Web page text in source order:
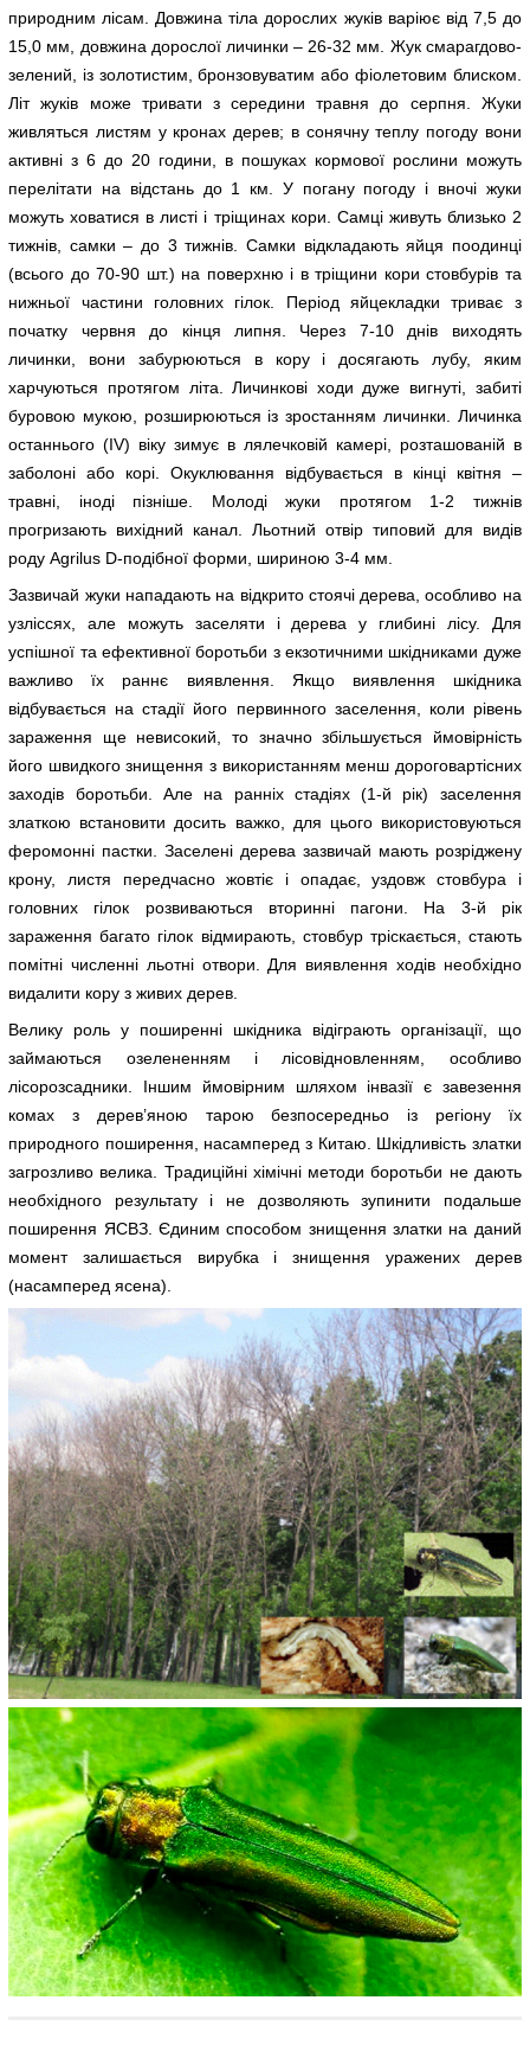
природним лісам. Довжина тіла дорослих жуків варіює від 7,5 до
15,0 мм, довжина дорослої личинки – 26-32 мм. Жук смарагдово-
зелений, із золотистим, бронзовуватим або фіолетовим блиском.
Літ жуків може тривати з середини травня до серпня. Жуки
живляться листям у кронах дерев; в сонячну теплу погоду вони
активні з 6 до 20 години, в пошуках кормової рослини можуть
перелітати на відстань до 1 км. У погану погоду і вночі жуки
можуть ховатися в листі і тріщинах кори. Самці живуть близько 2
тижнів, самки – до 3 тижнів. Самки відкладають яйця поодинці
(всього до 70-90 шт.) на поверхню і в тріщини кори стовбурів та
нижньої частини головних гілок. Період яйцекладки триває з
початку червня до кінця липня. Через 7-10 днів виходять
личинки, вони забурюються в кору і досягають лубу, яким
харчуються протягом літа. Личинкові ходи дуже вигнуті, забиті
буровою мукою, розширюються із зростанням личинки. Личинка
останнього (IV) віку зимує в лялечковій камері, розташованій в
заболоні або корі. Окуклювання відбувається в кінці квітня –
травні, іноді пізніше. Молоді жуки протягом 1-2 тижнів
прогризають вихідний канал. Льотний отвір типовий для видів
роду Agrilus D-подібної форми, шириною 3-4 мм.
Зазвичай жуки нападають на відкрито стоячі дерева, особливо на
узліссях, але можуть заселяти і дерева у глибині лісу. Для
успішної та ефективної боротьби з екзотичними шкідниками дуже
важливо їх раннє виявлення. Якщо виявлення шкідника
відбувається на стадії його первинного заселення, коли рівень
зараження ще невисокий, то значно збільшується ймовірність
його швидкого знищення з використанням менш дороговартісних
заходів боротьби. Але на ранніх стадіях (1-й рік) заселення
златкою встановити досить важко, для цього використовуються
феромонні пастки. Заселені дерева зазвичай мають розріджену
крону, листя передчасно жовтіє і опадає, уздовж стовбура і
головних гілок розвиваються вторинні пагони. На 3-й рік
зараження багато гілок відмирають, стовбур тріскається, стають
помітні численні льотні отвори. Для виявлення ходів необхідно
видалити кору з живих дерев.
Велику роль у поширенні шкідника відіграють організації, що
займаються озелененням і лісовідновленням, особливо
лісорозсадники. Іншим ймовірним шляхом інвазії є завезення
комах з дерев’яною тарою безпосередньо із регіону їх
природного поширення, насамперед з Китаю. Шкідливість златки
загрозливо велика. Традиційні хімічні методи боротьби не дають
необхідного результату і не дозволяють зупинити подальше
поширення ЯСВЗ. Єдиним способом знищення златки на даний
момент залишається вирубка і знищення уражених дерев
(насамперед ясена).